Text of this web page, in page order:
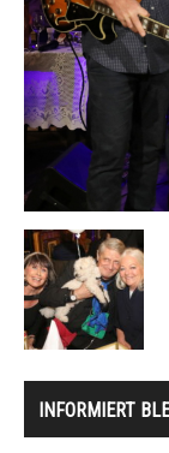
INFORMIERT